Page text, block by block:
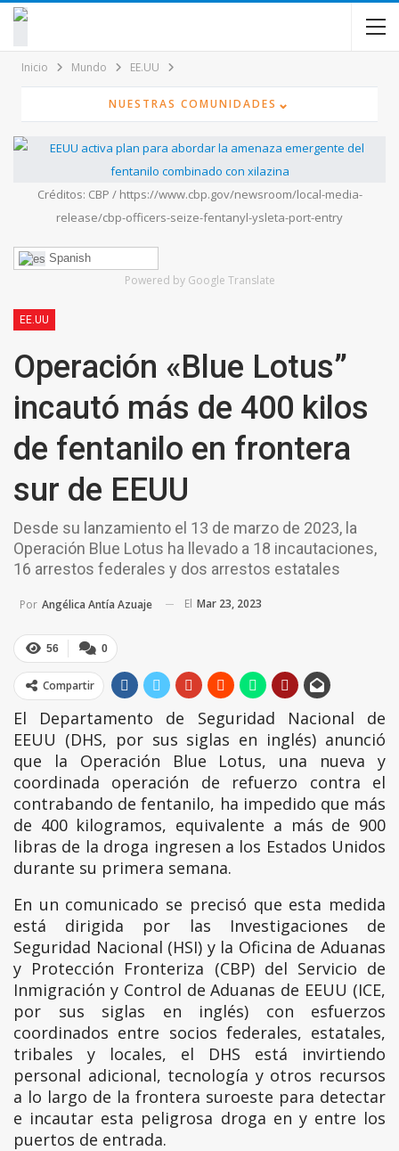
contenido
Inicio Mundo EE.UU
NUESTRAS COMUNIDADES ⌄
Créditos: CBP / https://www.cbp.gov/newsroom/local-media-
release/cbp-officers-seize-fentanyl-ysleta-port-entry
Spanish
Powered by Google Translate
EE.UU
Operación «Blue Lotus”
incautó más de 400 kilos
de fentanilo en frontera
sur de EEUU
Desde su lanzamiento el 13 de marzo de 2023, la
Operación Blue Lotus ha llevado a 18 incautaciones,
16 arrestos federales y dos arrestos estatales
Por Angélica Antía Azuaje El Mar 23, 2023
0
56
Compartir
El Departamento de Seguridad Nacional de
EEUU (DHS, por sus siglas en inglés) anunció
que la Operación Blue Lotus, una nueva y
coordinada operación de refuerzo contra el
contrabando de fentanilo, ha impedido que más
de 400 kilogramos, equivalente a más de 900
libras de la droga ingresen a los Estados Unidos
durante su primera semana.
En un comunicado se precisó que esta medida
está dirigida por las Investigaciones de
Seguridad Nacional (HSI) y la Oficina de Aduanas
y Protección Fronteriza (CBP) del Servicio de
Inmigración y Control de Aduanas de EEUU (ICE,
por sus siglas en inglés) con esfuerzos
coordinados entre socios federales, estatales,
tribales y locales, el DHS está invirtiendo
personal adicional, tecnología y otros recursos
a lo largo de la frontera suroeste para detectar
e incautar esta peligrosa droga en y entre los
puertos de entrada.